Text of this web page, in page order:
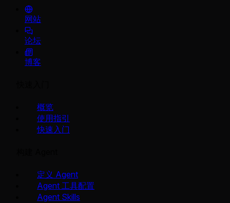
网站
论坛
博客
概览
使用指引
快速入门
定义 Agent
Agent 工具配置
Agent Skills